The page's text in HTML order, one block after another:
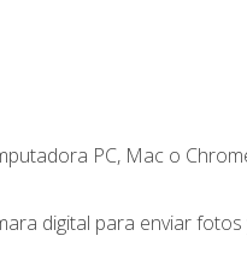
PC, Mac o
digital para enviar